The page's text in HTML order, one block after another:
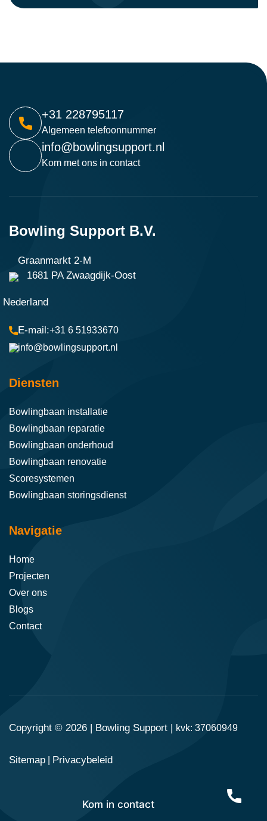
Kom in contact
+31 228795117
Algemeen telefoonnummer
info@bowlingsupport.nl
Kom met ons in contact
Bowling Support B.V.
Graanmarkt 2-M
1681 PA Zwaagdijk-Oost
Nederland
+31 6 51933670
info@bowlingsupport.nl
Diensten
Bowlingbaan installatie
Bowlingbaan reparatie
Bowlingbaan onderhoud
Bowlingbaan renovatie
Scoresystemen
Bowlingbaan storingsdienst
Navigatie
Home
Projecten
Over ons
Blogs
Contact
Copyright © 2026 | Bowling Support | kvk: 37060949
Sitemap Privacybeleid